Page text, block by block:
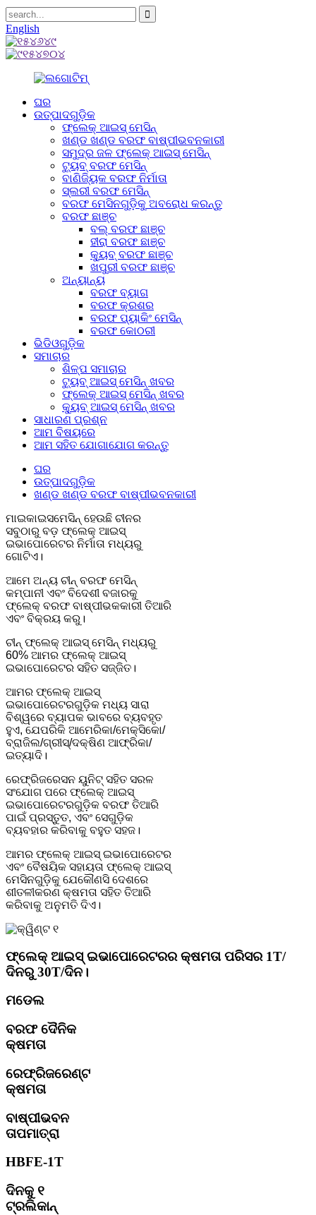
English
ଘର
ଉତ୍ପାଦଗୁଡ଼ିକ
ଫ୍ଲେକ୍ ଆଇସ୍ ମେସିନ୍
ଖଣ୍ଡ ଖଣ୍ଡ ବରଫ ବାଷ୍ପୀଭବନକାରୀ
ସମୁଦ୍ର ଜଳ ଫ୍ଲେକ୍ ଆଇସ୍ ମେସିନ୍
ଟ୍ୟୁବ୍ ବରଫ ମେସିନ୍
ବାଣିଜ୍ୟିକ ବରଫ ନିର୍ମାତା
ସ୍ଲରୀ ବରଫ ମେସିନ୍
ବରଫ ମେସିନଗୁଡ଼ିକୁ ଅବରୋଧ କରନ୍ତୁ
ବରଫ ଛାଞ୍ଚ
ବଲ୍ ବରଫ ଛାଞ୍ଚ
ହୀରା ବରଫ ଛାଞ୍ଚ
କ୍ୟୁବ୍ ବରଫ ଛାଞ୍ଚ
ଖପୁରୀ ବରଫ ଛାଞ୍ଚ
ଅନ୍ୟାନ୍ୟ
ବରଫ ବ୍ୟାଗ
ବରଫ କ୍ରଶର
ବରଫ ପ୍ୟାକିଂ ମେସିନ୍
ବରଫ କୋଠରୀ
ଭିଡିଓଗୁଡ଼ିକ
ସମାଚାର
ଶିଳ୍ପ ସମାଚାର
ଟ୍ୟୁବ୍ ଆଇସ୍ ମେସିନ୍ ଖବର
ଫ୍ଲେକ୍ ଆଇସ୍ ମେସିନ୍ ଖବର
କ୍ୟୁବ୍ ଆଇସ୍ ମେସିନ୍ ଖବର
ସାଧାରଣ ପ୍ରଶ୍ନ
ଆମ ବିଷୟରେ
ଆମ ସହିତ ଯୋଗାଯୋଗ କରନ୍ତୁ
ଘର
ଉତ୍ପାଦଗୁଡ଼ିକ
ଖଣ୍ଡ ଖଣ୍ଡ ବରଫ ବାଷ୍ପୀଭବନକାରୀ
ମାଇକାଇସମେସିନ୍ ହେଉଛି ଚୀନର
ସବୁଠାରୁ ବଡ଼ ଫ୍ଲେକ୍ ଆଇସ୍
ଇଭାପୋରେଟର ନିର୍ମାତା ମଧ୍ୟରୁ
ଗୋଟିଏ।
ଆମେ ଅନ୍ୟ ଚୀନ୍ ବରଫ ମେସିନ୍
କମ୍ପାନୀ ଏବଂ ବିଦେଶୀ ବଜାରକୁ
ଫ୍ଲେକ୍ ବରଫ ବାଷ୍ପୀଭକକାରୀ ତିଆରି
ଏବଂ ବିକ୍ରୟ କରୁ।
ଚୀନ୍ ଫ୍ଲେକ୍ ଆଇସ୍ ମେସିନ୍ ମଧ୍ୟରୁ
60% ଆମର ଫ୍ଲେକ୍ ଆଇସ୍
ଇଭାପୋରେଟର ସହିତ ସଜ୍ଜିତ।
ଆମର ଫ୍ଲେକ୍ ଆଇସ୍
ଇଭାପୋରେଟରଗୁଡ଼ିକ ମଧ୍ୟ ସାରା
ବିଶ୍ୱରେ ବ୍ୟାପକ ଭାବରେ ବ୍ୟବହୃତ
ହୁଏ, ଯେପରିକି ଆମେରିକା/ମେକ୍ସିକୋ/
ବ୍ରାଜିଲ/ଗ୍ରୀସ୍/ଦକ୍ଷିଣ ଆଫ୍ରିକା/
ଇତ୍ୟାଦି।
ରେଫ୍ରିଜରେସନ ୟୁନିଟ୍ ସହିତ ସରଳ
ସଂଯୋଗ ପରେ ଫ୍ଲେକ୍ ଆଇସ୍
ଇଭାପୋରେଟରଗୁଡ଼ିକ ବରଫ ତିଆରି
ପାଇଁ ପ୍ରସ୍ତୁତ, ଏବଂ ସେଗୁଡ଼ିକ
ବ୍ୟବହାର କରିବାକୁ ବହୁତ ସହଜ।
ଆମର ଫ୍ଲେକ୍ ଆଇସ୍ ଇଭାପୋରେଟର
ଏବଂ ବୈଷୟିକ ସହାୟତା ଫ୍ଲେକ୍ ଆଇସ୍
ମେସିନଗୁଡ଼ିକୁ ଯେକୌଣସି ଦେଶରେ
ଶୀତଳୀକରଣ କ୍ଷମତା ସହିତ ତିଆରି
କରିବାକୁ ଅନୁମତି ଦିଏ।
ଫ୍ଲେକ୍ ଆଇସ୍ ଇଭାପୋରେଟରର କ୍ଷମତା ପରିସର 1T/
ଦିନରୁ 30T/ଦିନ।
ମଡେଲ
ବରଫ ଦୈନିକ
କ୍ଷମତା
ରେଫ୍ରିଜରେଣ୍ଟ
କ୍ଷମତା
ବାଷ୍ପୀଭବନ
ତାପମାତ୍ରା
HBFE-1T
ଦିନକୁ ୧
ଟ୍ରଲିକାନ୍